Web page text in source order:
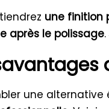
une finition
après le polissage
une